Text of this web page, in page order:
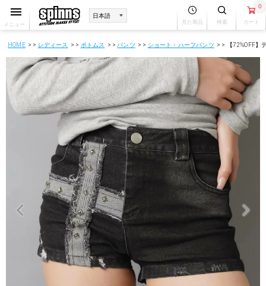
メニュー 見た商品 検索
0
カート
HOME レディース ボトムス パンツ ショート・ハーフパンツ 【72%OFF